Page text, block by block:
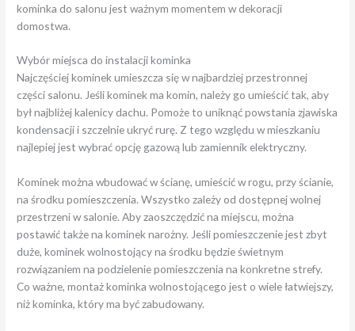
kominka do salonu jest ważnym momentem w dekoracji
domostwa.
Wybór miejsca do instalacji kominka
Najczęściej kominek umieszcza się w najbardziej przestronnej
części salonu. Jeśli kominek ma komin, należy go umieścić tak, aby
był najbliżej kalenicy dachu. Pomoże to uniknąć powstania zjawiska
kondensacji i szczelnie ukryć rurę. Z tego względu w mieszkaniu
najlepiej jest wybrać opcję gazową lub zamiennik elektryczny.
Kominek można wbudować w ścianę, umieścić w rogu, przy ścianie,
na środku pomieszczenia. Wszystko zależy od dostępnej wolnej
przestrzeni w salonie. Aby zaoszczędzić na miejscu, można
postawić także na kominek narożny. Jeśli pomieszczenie jest zbyt
duże, kominek wolnostojący na środku będzie świetnym
rozwiązaniem na podzielenie pomieszczenia na konkretne strefy.
Co ważne, montaż kominka wolnostojącego jest o wiele łatwiejszy,
niż kominka, który ma być zabudowany.